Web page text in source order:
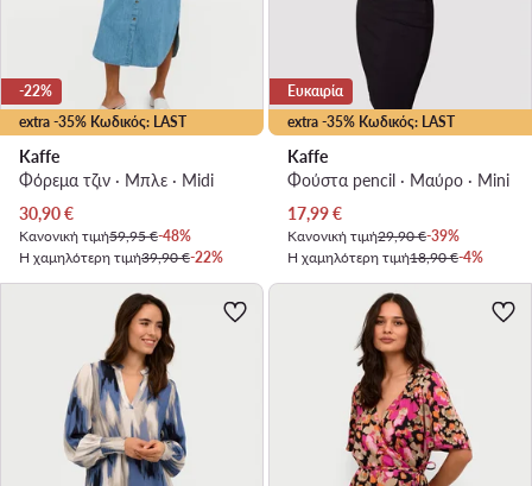
extra -35% Κωδικός: LAST
-22%
Kaffe
Φόρεμα τζιν · Μπλε · Midi
Τρέχουσα τιμή
30,90€
Κανονική τιμή59,95 €-48%
Η χαμηλότερη τιμή39,90 €-22%
extra -35% Κωδικός: LAST
Ευκαιρία
Kaffe
Φούστα pencil · Μαύρο · Mini
Τρέχουσα τιμή
17,99€
Κανονική τιμή29,90 €-39%
Η χαμηλότερη τιμή18,90 €-4%